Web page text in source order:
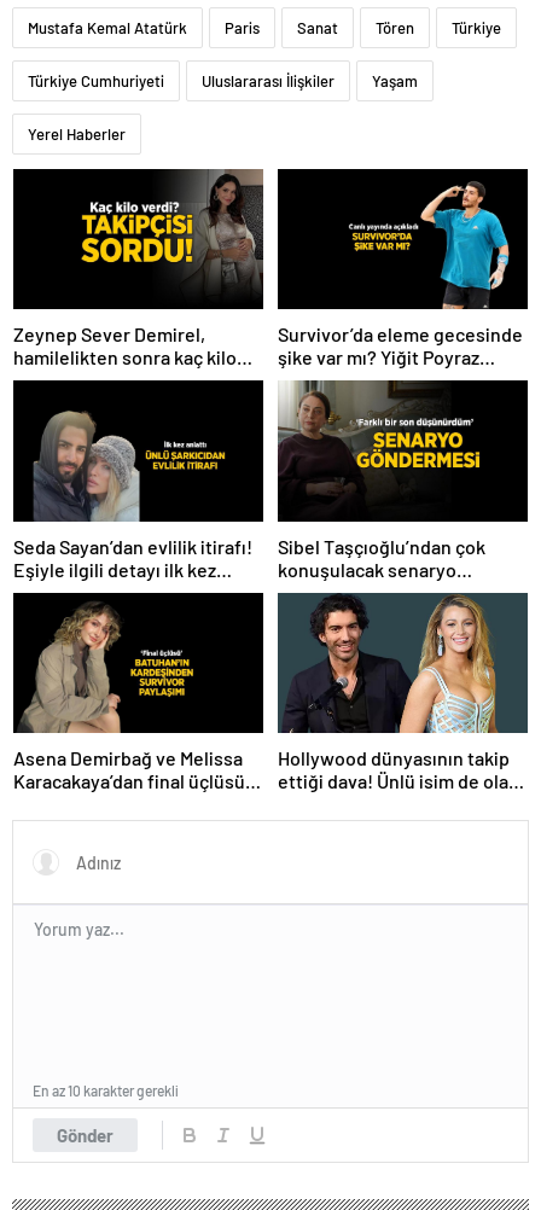
Mustafa Kemal Atatürk Paris Sanat Tören Türkiye
Türkiye Cumhuriyeti Uluslararası İlişkiler Yaşam
Yerel Haberler
Zeynep Sever Demirel,
hamilelikten sonra kaç kilo
verdiğini açıkladı! ‘Yaza kadar
Survivor’da eleme gecesinde
şike var mı? Yiğit Poyraz
düelloda Volkan’la
yaşananları ilk kez anlattı!
Seda Sayan’dan evlilik itirafı!
Eşiyle ilgili detayı ilk kez
anlattı
Sibel Taşçıoğlu’ndan çok
konuşulacak senaryo
göndermesi! ‘Farklı bir son
düşünürdüm’
Asena Demirbağ ve Melissa
Karacakaya’dan final üçlüsü
Hollywood dünyasının takip
ettiği dava! Ünlü isim de olaya
Gönder
En az 10 karakter gerekli